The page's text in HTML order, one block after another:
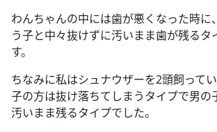
わんちゃんの中には歯が悪くなった時に
う子と中々抜けずに汚いまま歯が残るタ
す。
ちなみに私はシュナウザーを2頭飼って
子の方は抜け落ちてしまうタイプで男の
汚いまま残るタイプでした。